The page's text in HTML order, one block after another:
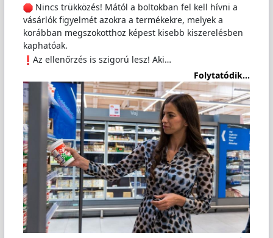
Nincs trükközés! Mától a boltokban fel kell hívni a
vásárlók figyelmét azokra a termékekre, melyek a
korábban megszokotthoz képest kisebb kiszerelésben
kaphatóak.
Az ellenőrzés is szigorú lesz! Aki…
Folytatódik...